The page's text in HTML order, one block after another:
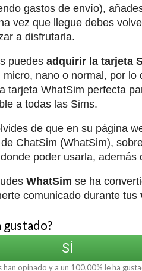
gastos de envío),
vez que llegue debes
a disfrutarla.
puedes adquirir la tarjeta
micro, nano o normal, por
tarjeta WhatSim perfecta
a todas las Sims.
de que en su página
ChatSim (WhatSim),
poder usarla, además
WhatSim se ha
comunicado durante tus
gustado?
SÍ
han opinado y a un 100,00% le ha